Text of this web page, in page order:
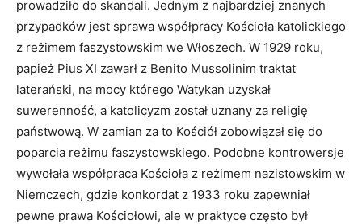
prowadziło do skandali. Jednym z najbardziej znanych
przypadków jest sprawa współpracy Kościoła katolickiego
z reżimem faszystowskim we Włoszech. W 1929 roku,
papież Pius XI zawarł z Benito Mussolinim traktat
laterański, na mocy którego Watykan uzyskał
suwerenność, a katolicyzm został uznany za religię
państwową. W zamian za to Kościół zobowiązał się do
poparcia reżimu faszystowskiego. Podobne kontrowersje
wywołała współpraca Kościoła z reżimem nazistowskim w
Niemczech, gdzie konkordat z 1933 roku zapewniał
pewne prawa Kościołowi, ale w praktyce często był